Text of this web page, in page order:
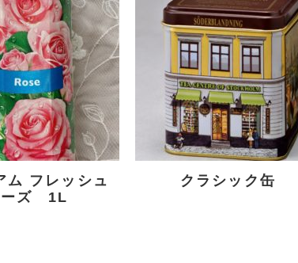
ム フレッシュ
ーズ 1L
分のバラの
が入ったロ
ジュース。
...
クラシック缶
■特徴 ・セーデル
ブレンド ・アール
グレイスペシャル
・デフォル...